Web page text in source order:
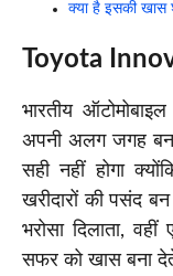
क्या है इसकी
Toyota
भारतीय
अपनी अलग जगह
सही नहीं होगा
खरीदारों की पसंद
भरोसा दिलाता,
सफर को खास बना